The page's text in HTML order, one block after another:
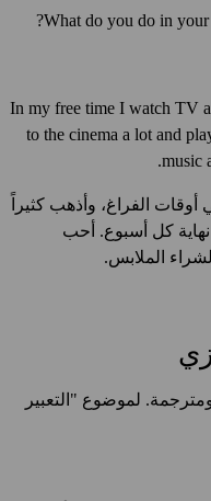
What do you do in
In my free time I watch TV
to the cinema a lot and
الفراغ، وأذهب كثيراً
كل أسبوع. أحب
الملابس.
لموضوع "التعبير